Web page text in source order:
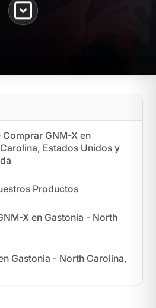
Comprar GNM-X en
Estados Unidos y
Productos
X en Gastonia - North
Gastonia - North Carolina,